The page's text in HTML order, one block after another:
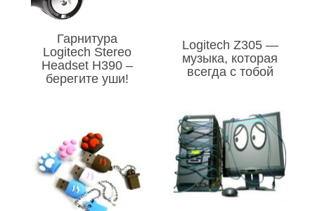
Гарнитура
Logitech Stereo
Headset H390 –
берегите уши!
Logitech Z305 —
музыка, которая
всегда с тобой